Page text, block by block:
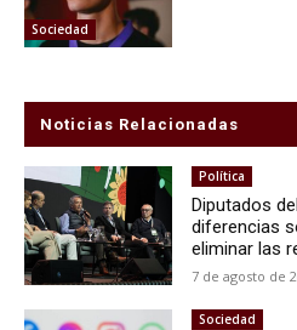
Sociedad
Noticias Relacionadas
Política
Diputados
diferencias
eliminar las
7 de agosto de
Sociedad